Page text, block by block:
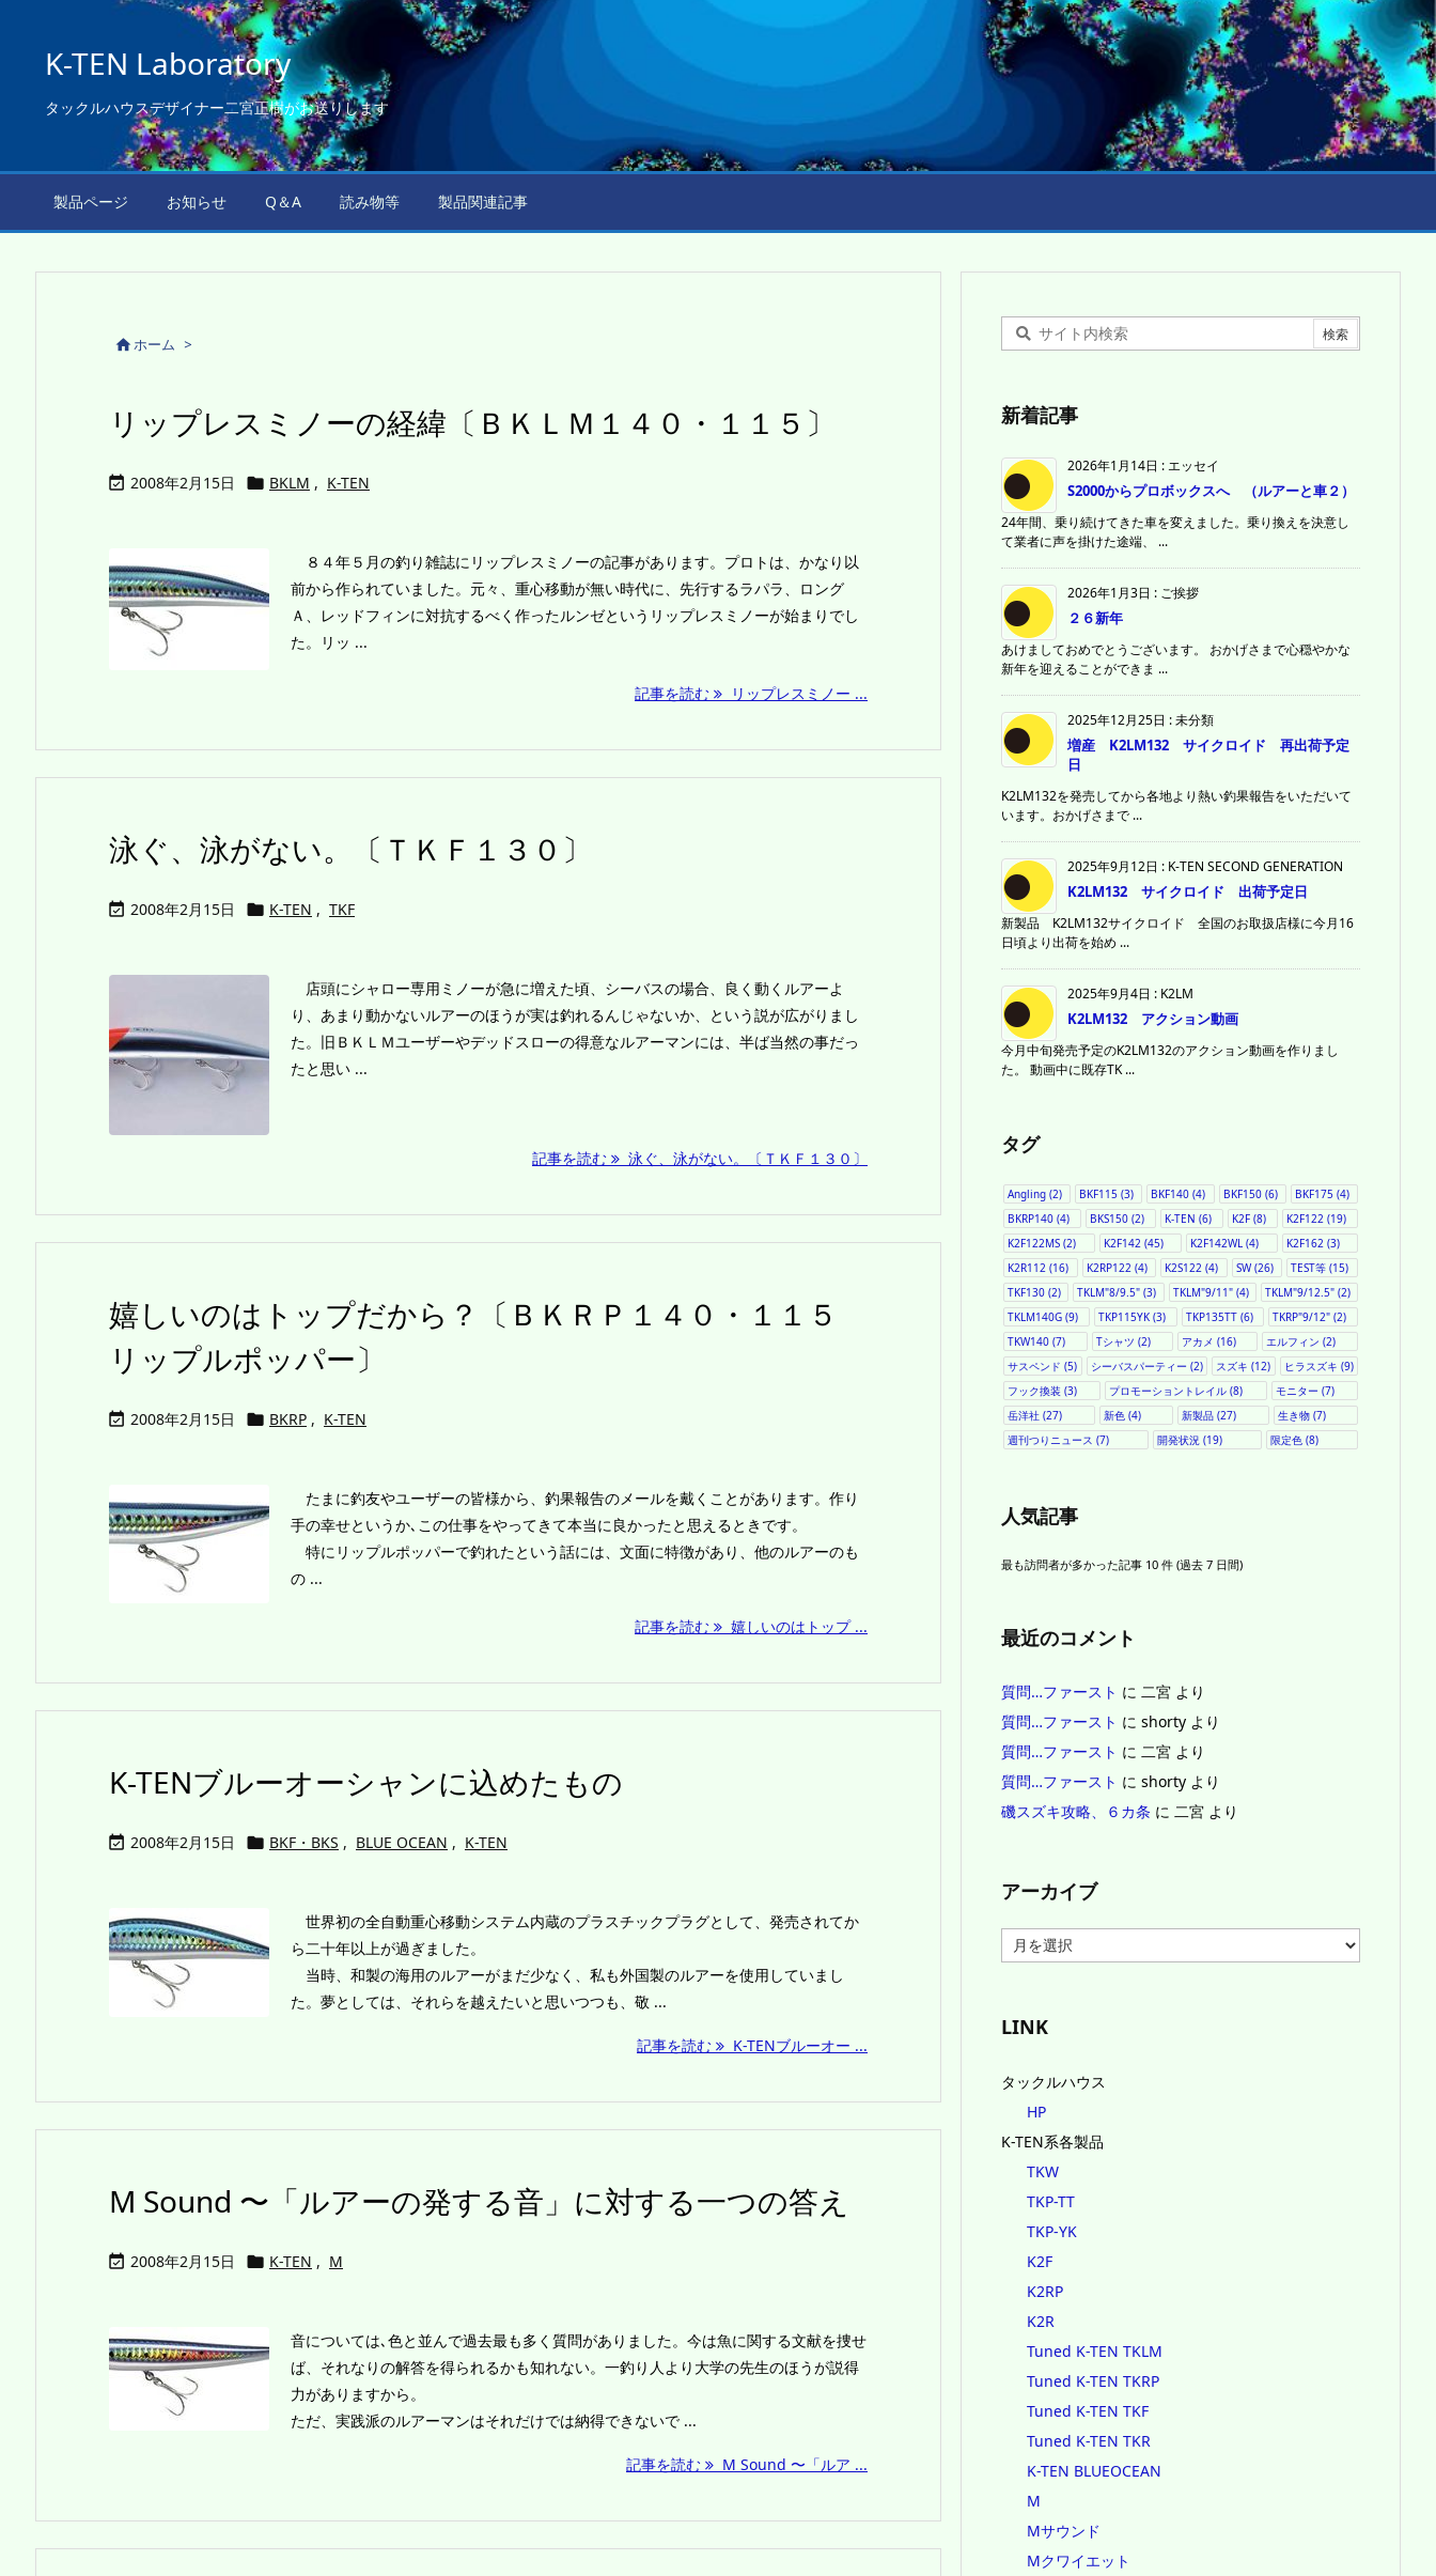
K-TEN Laboratory
タックルハウスデザイナー二宮正樹がお送りします
製品ページ お知らせ Q＆A 読み物等 製品関連記事
ホーム >
リップレスミノーの経緯〔ＢＫＬＭ１４０・１１５〕
 2008年2月15日  BKLM , K-TEN
８４年５月の釣り雑誌にリップレスミノーの記事があります。プロトは、かなり以
前から作られていました。元々、重心移動が無い時代に、先行するラパラ、ロング
Ａ、レッドフィンに対抗するべく作ったルンゼというリップレスミノーが始まりでし
た。リッ ...
記事を読む リップレスミノー ...
泳ぐ、泳がない。〔ＴＫＦ１３０〕
 2008年2月15日  K-TEN , TKF
店頭にシャロー専用ミノーが急に増えた頃、シーバスの場合、良く動くルアーよ
り、あまり動かないルアーのほうが実は釣れるんじゃないか、という説が広がりまし
た。旧ＢＫＬＭユーザーやデッドスローの得意なルアーマンには、半ば当然の事だっ
たと思い ...
記事を読む 泳ぐ、泳がない。〔ＴＫＦ１３０〕
嬉しいのはトップだから？〔ＢＫＲＰ１４０・１１５
リップルポッパー〕
 2008年2月15日  BKRP , K-TEN
たまに釣友やユーザーの皆様から、釣果報告のメールを戴くことがあります。作り
手の幸せというか､この仕事をやってきて本当に良かったと思えるときです。
特にリップルポッパーで釣れたという話には、文面に特徴があり、他のルアーのも
の ...
記事を読む 嬉しいのはトップ ...
K-TENブルーオーシャンに込めたもの
 2008年2月15日  BKF・BKS , BLUE OCEAN , K-TEN
世界初の全自動重心移動システム内蔵のプラスチックプラグとして、発売されてか
ら二十年以上が過ぎました。
当時、和製の海用のルアーがまだ少なく、私も外国製のルアーを使用していまし
た。夢としては、それらを越えたいと思いつつも、敬 ...
記事を読む K-TENブルーオー ...
M Sound 〜「ルアーの発する音」に対する一つの答え
 2008年2月15日  K-TEN , M
音については､色と並んで過去最も多く質問がありました。今は魚に関する文献を捜せ
ば、それなりの解答を得られるかも知れない。一釣り人より大学の先生のほうが説得
力がありますから。
ただ、実践派のルアーマンはそれだけでは納得できないで ...
記事を読む M Sound 〜「ルア ...
新着記事
2026年1月14日 :エッセイ
S2000からプロボックスへ （ルアーと車２）
24年間、乗り続けてきた車を変えました。乗り換えを決意し
て業者に声を掛けた途端、 ...
2026年1月3日 : ご挨拶
２６新年
あけましておめでとうございます。 おかげさまで心穏やかな
新年を迎えることができま ...
2025年12月25日 :未分類
増産 K2LM132 サイクロイド 再出荷予定
日
K2LM132を発売してから各地より熱い釣果報告をいただいて
います。おかげさまで ...
2025年9月12日 : K-TEN SECOND GENERATION
K2LM132 サイクロイド 出荷予定日
新製品 K2LM132サイクロイド 全国のお取扱店様に今月16
日頃より出荷を始め ...
2025年9月4日 : K2LM
K2LM132 アクション動画
今月中旬発売予定のK2LM132のアクション動画を作りまし
た。 動画中に既存TK ...
タグ
Angling (2) BKF115 (3) BKF140 (4) BKF150(6) BKF175(4)
BKRP140 (4) BKS150 (2) K-TEN (6) K2F (8) K2F122 (19)
K2F122MS (2) K2F142(45) K2F142WL (4) K2F162(3)
K2R112 (16) K2RP122(4) K2S122 (4) SW(26) TEST等 (15)
TKF130 (2) TKLM"8/9.5" (3) TKLM"9/11"(4) TKLM"9/12.5"(2)
TKLM140G (9) TKP115YK(3) TKP135TT(6) TKRP"9/12" (2)
TKW140 (7) Tシャツ (2) アカメ (16) エルフィン (2)
サスペンド (5) シーバスパーティー (2) スズキ (12) ヒラスズキ (9)
フック換装 (3) プロモーショントレイル (8) モニター (7)
岳洋社 (27) 新色(4) 新製品 (27) 生き物(7)
週刊つりニュース (7) 開発状況 (19) 限定色 (8)
人気記事
最も訪問者が多かった記事 10 件 (過去 7 日間)
最近のコメント
質問…ファースト に 二宮 より
質問…ファースト に shorty より
質問…ファースト に 二宮 より
質問…ファースト に shorty より
磯スズキ攻略、６カ条 に 二宮 より
アーカイブ
ー
ブ
LINK
タックルハウス
HP
K-TEN系各製品
TKW
TKP-TT
TKP-YK
K2F
K2RP
K2R
Tuned K-TEN TKLM
Tuned K-TEN TKRP
Tuned K-TEN TKF
Tuned K-TEN TKR
K-TEN BLUEOCEAN
M
Mサウンド
Mクワイエット